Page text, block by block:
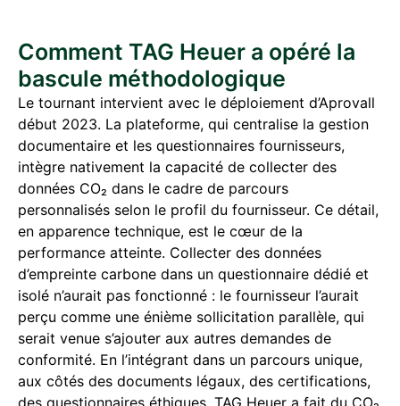
Comment TAG Heuer a opéré la
bascule méthodologique
Le tournant intervient avec le déploiement d’Aprovall
début 2023. La plateforme, qui centralise la gestion
documentaire et les questionnaires fournisseurs,
intègre nativement la capacité de collecter des
données CO₂ dans le cadre de parcours
personnalisés selon le profil du fournisseur. Ce détail,
en apparence technique, est le cœur de la
performance atteinte. Collecter des données
d’empreinte carbone dans un questionnaire dédié et
isolé n’aurait pas fonctionné : le fournisseur l’aurait
perçu comme une énième sollicitation parallèle, qui
serait venue s’ajouter aux autres demandes de
conformité. En l’intégrant dans un parcours unique,
aux côtés des documents légaux, des certifications,
des questionnaires éthiques, TAG Heuer a fait du CO₂